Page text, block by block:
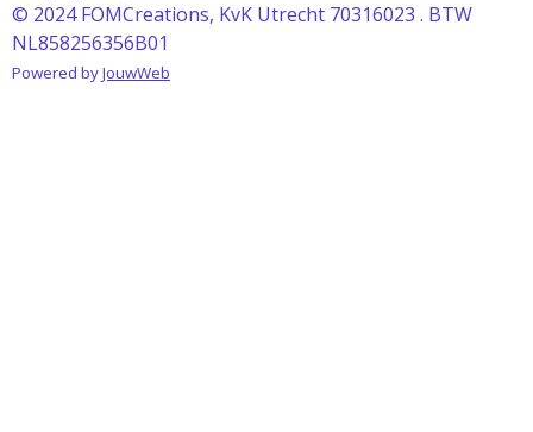
© 2024 FOMCreations, KvK Utrecht 70316023 . BTW
NL858256356B01
Powered byJouwWeb